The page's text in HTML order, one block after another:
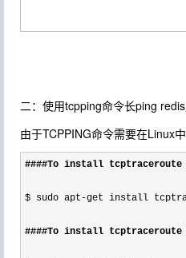
二：使用tcpping命令长ping
由于TCPPING命令需要在Linux
####To install tcptraceroute
$ sudo apt-get install
####To install tcptraceroute